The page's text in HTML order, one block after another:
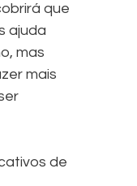
que
ajuda
mas
mais
de